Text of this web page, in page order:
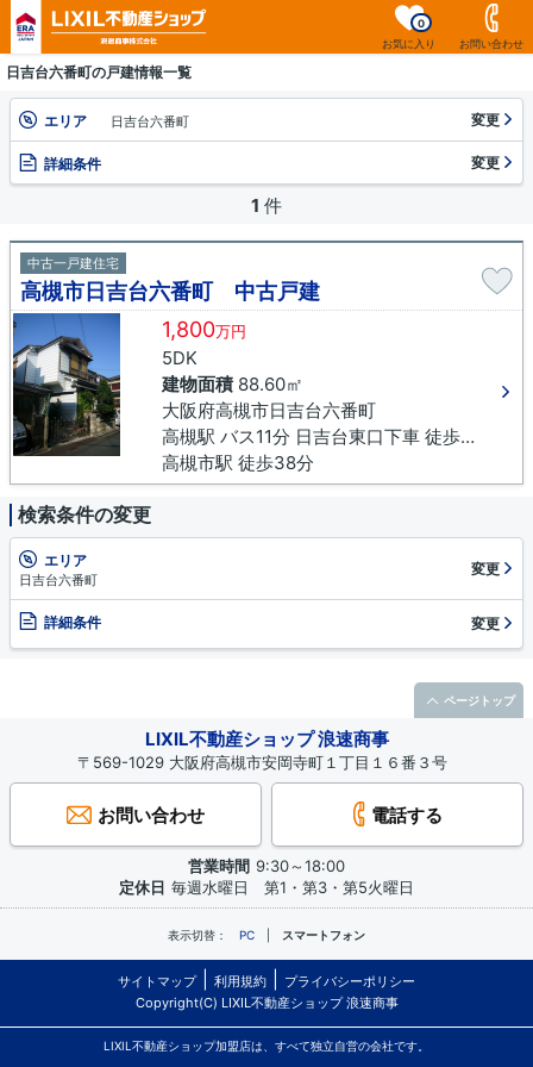
お気に入り
0
お問い合わせ
日吉台六番町の戸建情報一覧
エリア 日吉台六番町 変更
詳細条件 変更
1 件
中古一戸建住宅
高槻市日吉台六番町 中古戸建
1,800万円
5DK
建物面積88.60㎡
大阪府高槻市日吉台六番町
高槻駅 バス11分 日吉台東口下車 徒歩5分
高槻市駅 徒歩38分
検索条件の変更
エリア
日吉台六番町
変更
詳細条件 変更
LIXIL不動産ショップ 浪速商事
〒569-1029 大阪府高槻市安岡寺町１丁目１６番３号
お問い合わせ 電話する
営業時間 9:30～18:00
定休日 毎週水曜日 第1・第3・第5火曜日
表示切替： PC スマートフォン
サイトマップ 利用規約
プライバシーポリシー
Copyright(C) LIXIL不動産ショップ 浪速商事
LIXIL不動産ショップ加盟店は、すべて独立自営の会社です。
ページトップ